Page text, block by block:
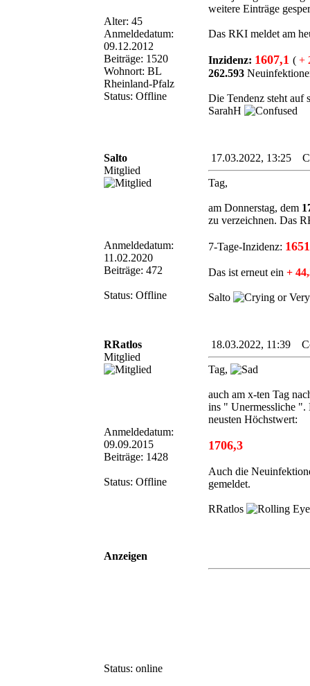
Alter: 45
Anmeldedatum:
09.12.2012
Beiträge: 1520
Wohnort: BL
Rheinland-Pfalz
Status: Offline
weitere Einträge
Das RKI meldet am
Inzidenz: 1607,1 ( +
262.593
Die Tendenz steht auf
SarahH
Salto
Mitglied
Anmeldedatum:
11.02.2020
Beiträge: 472
Status: Offline
17.03.2022, 13:25
Tag,
am Donnerstag, dem
zu verzeichnen. Das
7-Tage-Inzidenz:
Das ist erneut ein +
Salto
RRatlos
Mitglied
Anmeldedatum:
09.09.2015
Beiträge: 1428
Status: Offline
18.03.2022, 11:39
Tag,
auch am x-ten Tag
ins " Unermessliche
neusten Höchstwert:
1706,3
Auch die
gemeldet.
RRatlos
Anzeigen
Status: online